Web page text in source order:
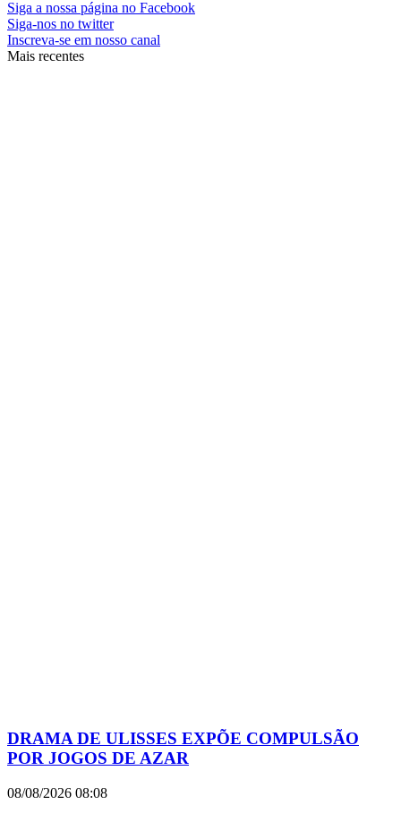
Siga a nossa página no Facebook
Siga-nos no twitter
Inscreva-se em nosso canal
Mais recentes
DRAMA DE ULISSES EXPÕE COMPULSÃO
POR JOGOS DE AZAR
08/08/2026 08:08